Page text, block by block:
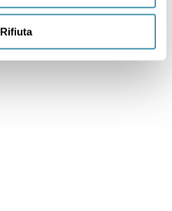
Rifiuta